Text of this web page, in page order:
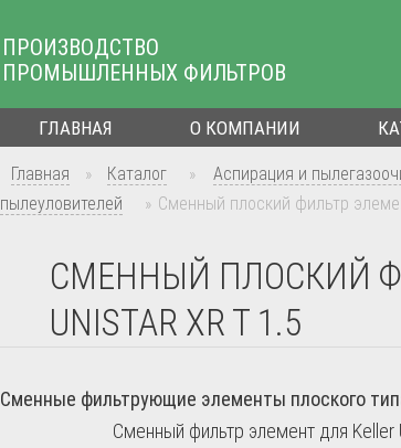
ПРОИЗВОДСТВО
ПРОМЫШЛЕННЫХ ФИЛЬТРОВ
ГЛАВНАЯ О КОМПАНИИ
Главная » Каталог » Аспирация и
пылеуловителей
» Сменный плоский фильтр
СМЕННЫЙ ПЛОСКИЙ
UNISTAR XR T 1.5
Сменные фильтрующие элементы плоского
Сменный фильтр элемент для Keller